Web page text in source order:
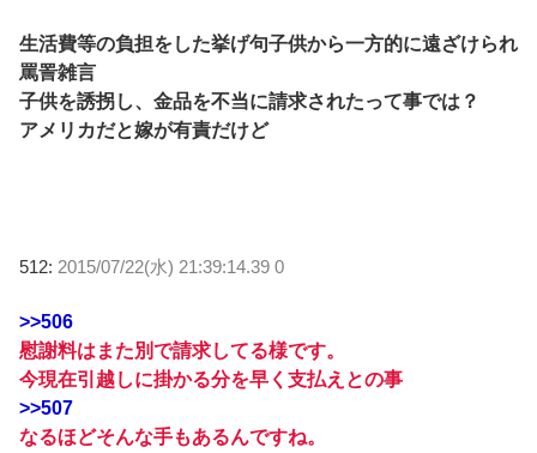
生活費等の負担をした挙げ句子供から一方的に遠ざけられ
罵詈雑言
子供を誘拐し、金品を不当に請求されたって事では？
アメリカだと嫁が有責だけど
512: 2015/07/22(水) 21:39:14.39 0
>>506
慰謝料はまた別で請求してる様です。
今現在引越しに掛かる分を早く支払えとの事
>>507
なるほどそんな手もあるんですね。